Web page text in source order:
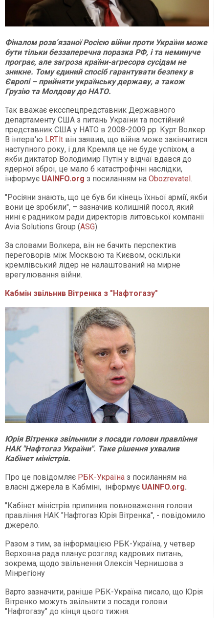
Фіналом розв’язаної Росією війни проти України може
бути тільки беззаперечна поразка РФ, і та неминуче
програє, але загроза країни-агресора сусідам не
зникне. Тому єдиний спосіб гарантувати безпеку в
Європі – прийняти українську державу, а також
Грузію та Молдову до НАТО.
Так вважає ексспецпредставник Державного
департаменту США з питань України та постійний
представник США у НАТО в 2008-2009 рр. Курт Волкер.
В інтерв'ю LRT.lt він заявив, що війна може закінчитися
наступного року, і для Кремля це не буде успіхом, а
якби диктатор Володимир Путін у відчаї вдався до
ядерної зброї, це мало б катастрофічні наслідки,
інформує UAINFO.org з посиланням на Obozrevatel.
"Росіяни знають, що це був би кінець їхньої армії, якби
вони це зробили", – зазначив колишній посол, який
нині є радником ради директорів литовської компанії
Avia Solutions Group (ASG).
За словами Волкера, він не бачить перспектив
переговорів між Москвою та Києвом, оскільки
кремлівський лідер не налаштований на мирне
врегулювання війни.
Кабмін звільнив Вітренка з "Нафтогазу"
Юрія Вітренка звільнили з посади голови правління
НАК "Нафтогаз України". Таке рішення ухвалив
Кабінет міністрів.
Про це повідомляє РБК-Україна з посиланням на
власні джерела в Кабміні, інформує UAINFO.org.
"Кабінет міністрів припинив повноваження голови
правління НАК "Нафтогаз Юрія Вітренка", - повідомило
джерело.
Разом з тим, за інформацією РБК-Україна, у четвер
Верховна рада планує розгляд кадрових питань,
зокрема, щодо звільнення Олексія Чернишова з
Мінрегіону
Варто зазначити, раніше РБК-Україна писало, що Юрія
Вітренко можуть звільнити з посади голови
"Нафтогазу" до кінця цього тижня.